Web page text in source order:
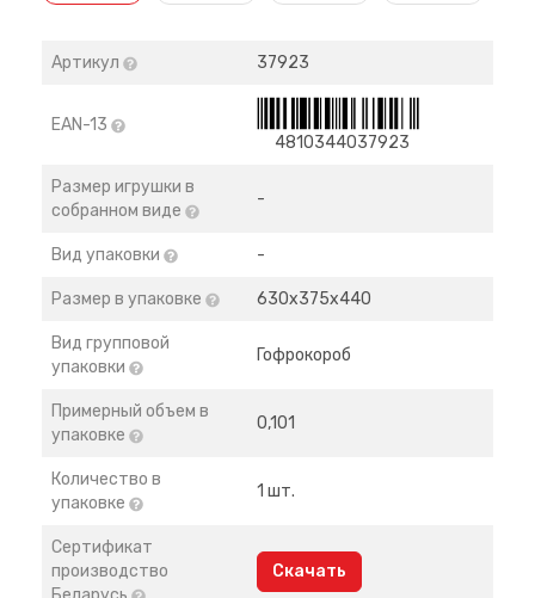
Артикул 37923
EAN-13
4810344037923
Размер игрушки в
собранном виде
-
Вид упаковки -
Размер в упаковке 630х375х440
Вид групповой
упаковки
Гофрокороб
Примерный объем в
упаковке
0,101
Количество в
упаковке
1 шт.
Сертификат
производство
Скачать